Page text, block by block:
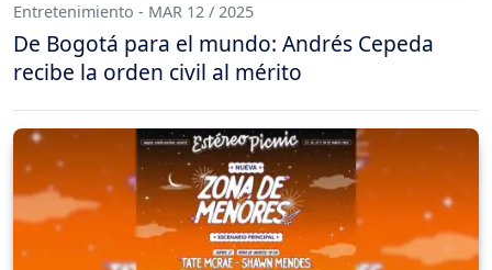
Entretenimiento - MAR 12 / 2025
De Bogotá para el mundo: Andrés Cepeda
recibe la orden civil al mérito